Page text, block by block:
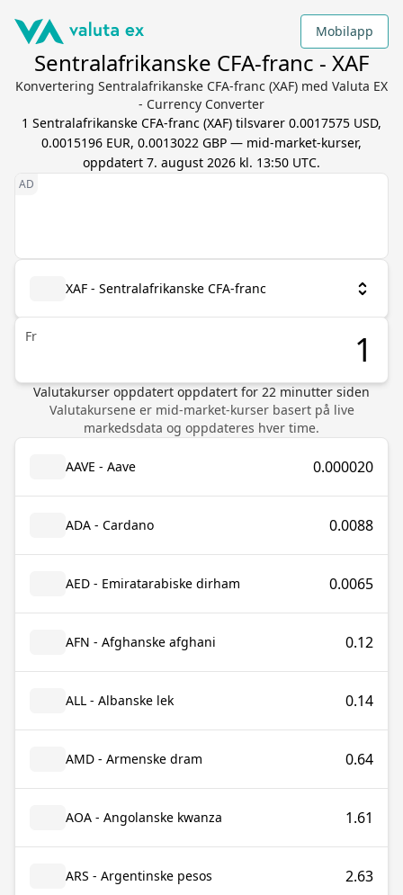
Mobilapp
Sentralafrikanske CFA-franc - XAF
Konvertering Sentralafrikanske CFA-franc (XAF) med Valuta EX
- Currency Converter
1 Sentralafrikanske CFA-franc (XAF) tilsvarer 0.0017575 USD,
0.0015196 EUR, 0.0013022 GBP — mid-market-kurser,
oppdatert 7. august 2026 kl. 13:50 UTC.
XAF - Sentralafrikanske CFA-franc
Fr
Valutakurser oppdatert oppdatert for 22 minutter siden
Valutakursene er mid-market-kurser basert på live
markedsdata og oppdateres hver time.
AAVE - Aave 0.000020
ADA - Cardano 0.0088
AED - Emiratarabiske dirham 0.0065
AFN - Afghanske afghani 0.12
ALL - Albanske lek 0.14
AMD - Armenske dram 0.64
AOA - Angolanske kwanza 1.61
ARS - Argentinske pesos 2.63